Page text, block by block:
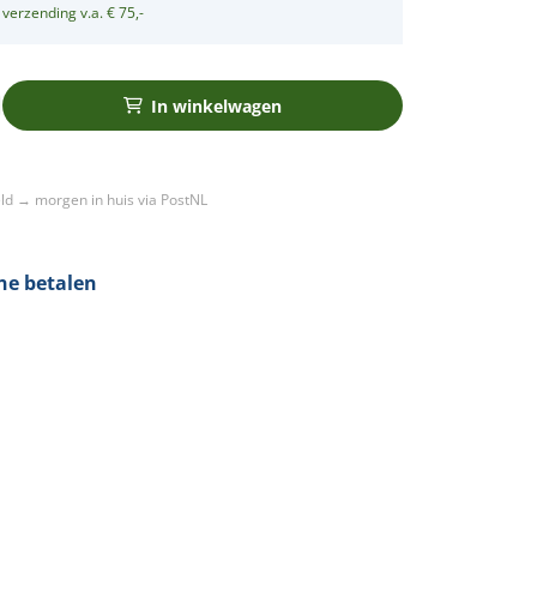
v.a. € 75,-
In winkelwagen
→ morgen in huis via PostNL
betalen